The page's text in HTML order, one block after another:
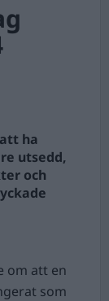
ha
utsedd,
och
om att en
som